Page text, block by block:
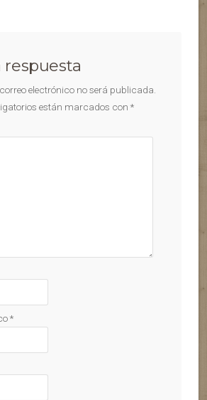
respuesta
electrónico no será publicada.
están marcados con *
*